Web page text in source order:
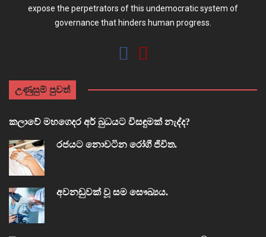
expose the perpetrators of this undemocratic system of
governance that hinders human progress.
උණුසුම් පුවත්
කලාවේ මහගෙදර අර් බුධයට විසඳුමක් නැද්ද?
රජයට නොවටින රෝගී ජීවිත.
අවනඩුවක් වූ සම සෞඛ්‍යය.